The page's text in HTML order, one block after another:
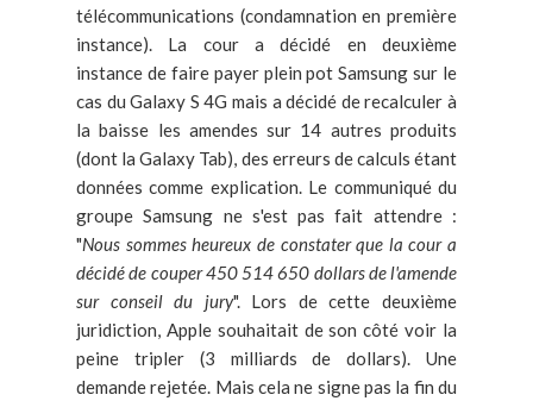
télécommunications (condamnation en première
instance). La cour a décidé en deuxième
instance de faire payer plein pot Samsung sur le
cas du Galaxy S 4G mais a décidé de recalculer à
la baisse les amendes sur 14 autres produits
(dont la Galaxy Tab), des erreurs de calculs étant
données comme explication. Le communiqué du
groupe Samsung ne s'est pas fait attendre :
"Nous sommes heureux de constater que la cour a
décidé de couper 450 514 650 dollars de l'amende
sur conseil du jury". Lors de cette deuxième
juridiction, Apple souhaitait de son côté voir la
peine tripler (3 milliards de dollars). Une
demande rejetée. Mais cela ne signe pas la fin du